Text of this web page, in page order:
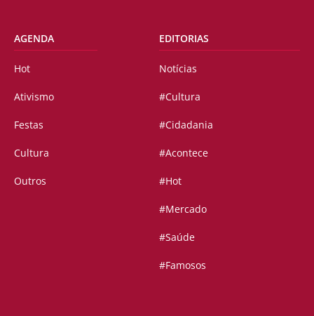
AGENDA
Hot
Ativismo
Festas
Cultura
Outros
EDITORIAS
Notícias
#Cultura
#Cidadania
#Acontece
#Hot
#Mercado
#Saúde
#Famosos